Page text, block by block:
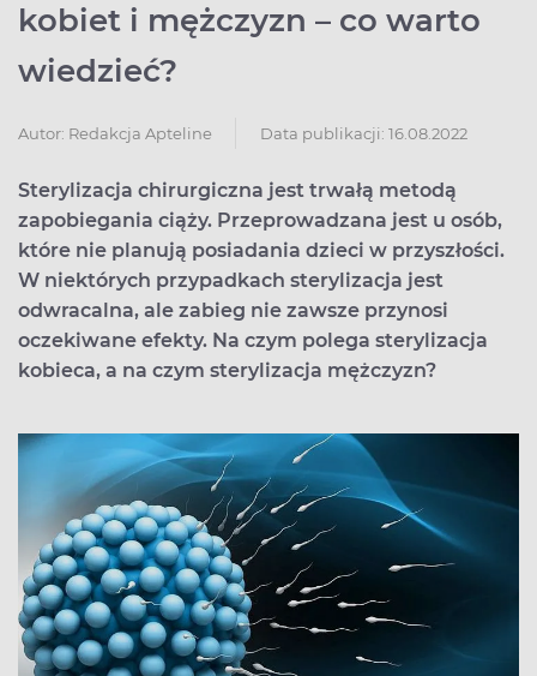
kobiet i mężczyzn – co warto
wiedzieć?
Autor: Redakcja Apteline Data publikacji: 16.08.2022
Sterylizacja chirurgiczna jest trwałą metodą
zapobiegania ciąży. Przeprowadzana jest u osób,
które nie planują posiadania dzieci w przyszłości.
W niektórych przypadkach sterylizacja jest
odwracalna, ale zabieg nie zawsze przynosi
oczekiwane efekty. Na czym polega sterylizacja
kobieca, a na czym sterylizacja mężczyzn?